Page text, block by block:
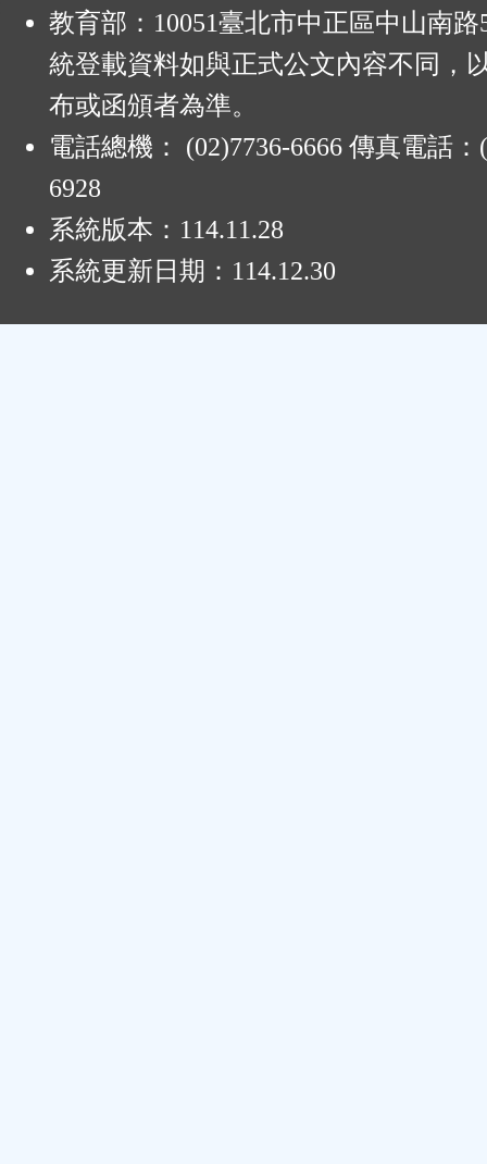
教育部：10051臺北市中正區中山南
統登載資料如與正式公文內容不同，
布或函頒者為準。
電話總機： (02)7736-6666 傳真電話：
6928
系統版本： 114.11.28
系統更新日期： 114.12.30